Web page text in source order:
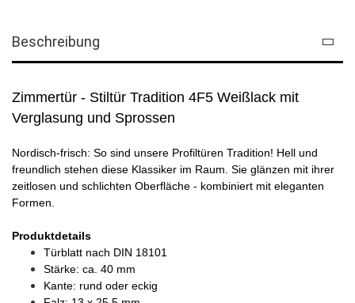
Beschreibung
Zimmertür - Stiltür Tradition 4F5 Weißlack mit
Verglasung und Sprossen
Nordisch-frisch: So sind unsere Profiltüren Tradition! Hell und
freundlich stehen diese Klassiker im Raum. Sie glänzen mit ihrer
zeitlosen und schlichten Oberfläche - kombiniert mit eleganten
Formen.
Produktdetails
Türblatt nach DIN 18101
Stärke: ca. 40 mm
Kante: rund oder eckig